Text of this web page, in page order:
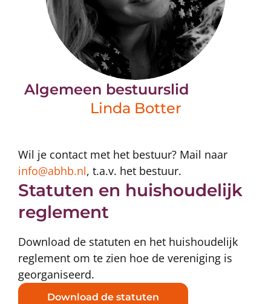
Algemeen bestuurslid
Linda Botter
Wil je contact met het bestuur? Mail naar
info@abhb.nl, t.a.v. het bestuur.
Statuten en huishoudelijk
reglement
Download de statuten en het huishoudelijk
reglement om te zien hoe de vereniging is
georganiseerd.
Download de statuten